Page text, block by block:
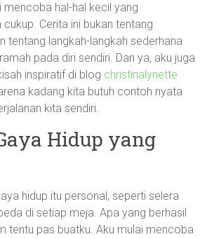
mencoba hal-hal kecil yang
Cerita ini bukan tentang
tentang langkah-langkah sederhana
pada diri sendiri. Dan ya, aku juga
inspiratif di blog christinalynette
kadang kita butuh contoh nyata
kita sendiri.
Hidup yang
hidup itu personal, seperti selera
di setiap meja. Apa yang berhasil
tentu pas buatku. Aku mulai mencoba